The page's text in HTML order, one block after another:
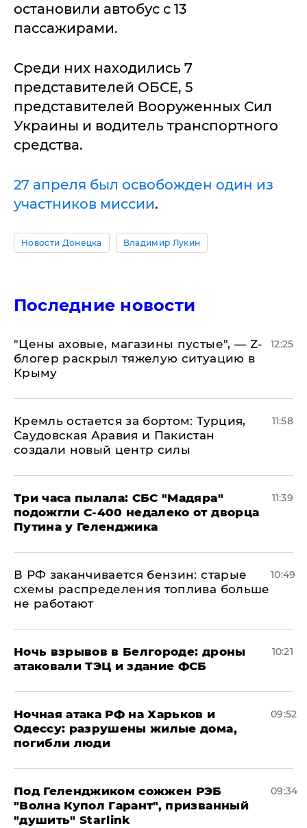
остановили автобус с 13
пассажирами.
Среди них находились 7
представителей ОБСЕ, 5
представителей Вооруженных Сил
Украины и водитель транспортного
средства.
27 апреля был освобожден один из
участников миссии.
Новости Донецка Владимир Лукин
Последние новости
​"Цены аховые, магазины пустые", — Z-
блогер раскрыл тяжелую ситуацию в
Крыму
12:25
​Кремль остается за бортом: Турция,
Саудовская Аравия и Пакистан
создали новый центр силы
11:58
Три часа пылала: СБС "Мадяра"
подожгли С-400 недалеко от дворца
Путина у Геленджика
11:39
​В РФ заканчивается бензин: старые
схемы распределения топлива больше
не работают
10:49
​Ночь взрывов в Белгороде: дроны
атаковали ТЭЦ и здание ФСБ
10:21
​Ночная атака РФ на Харьков и
Одессу: разрушены жилые дома,
погибли люди
09:52
Под Геленджиком сожжен РЭБ
"Волна Купол Гарант", призванный
"душить" Starlink
09:34